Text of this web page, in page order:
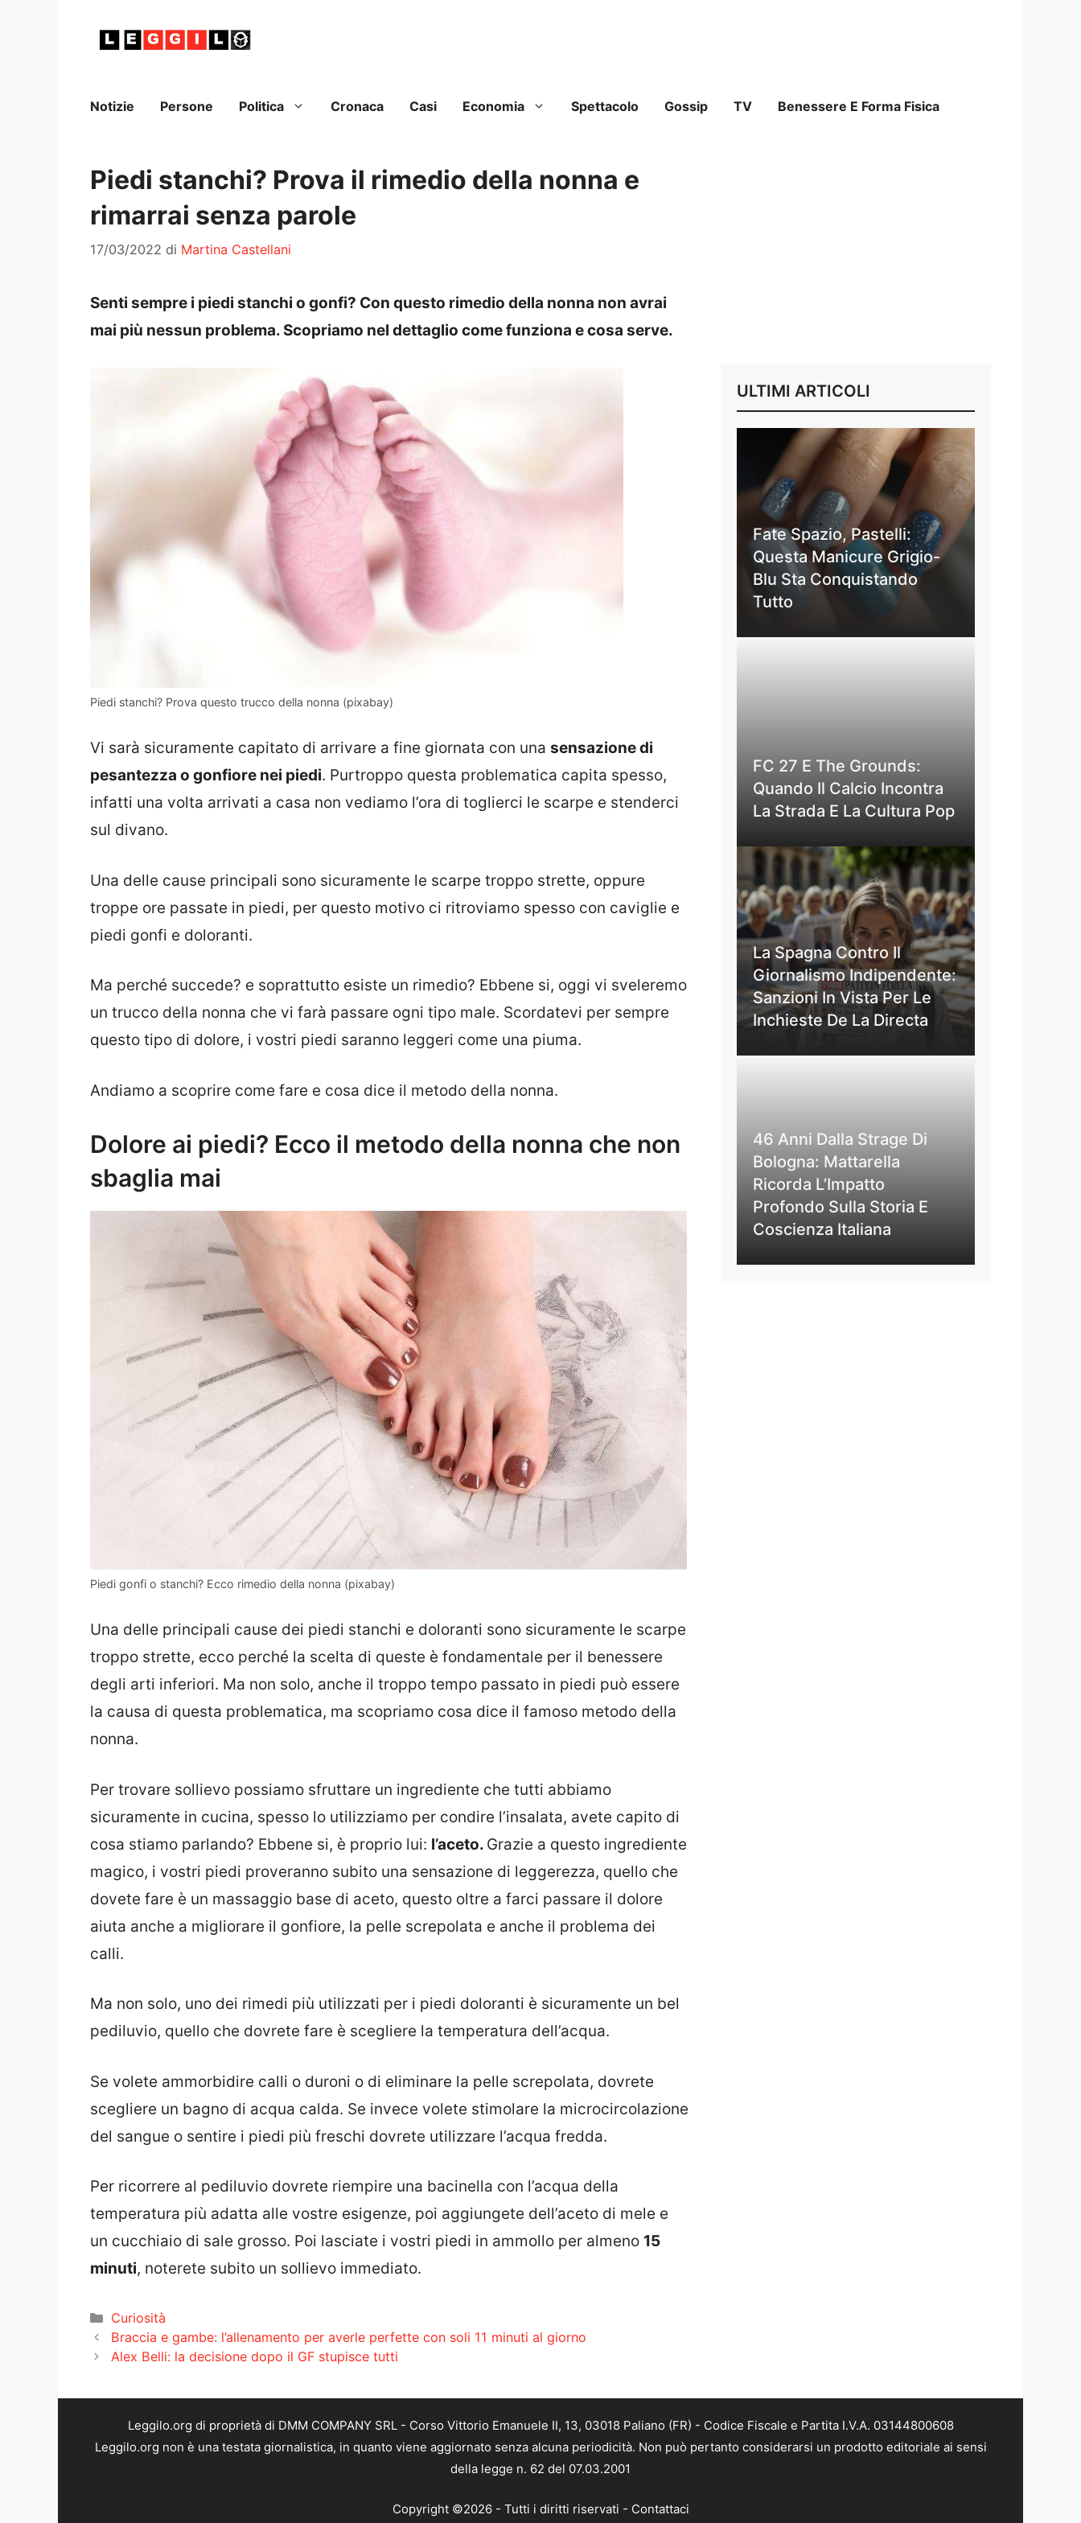
Notizie Persone Politica Cronaca Casi Economia Spettacolo Gossip TV Benessere E Forma Fisica
Piedi stanchi? Prova il rimedio della nonna e
rimarrai senza parole
17/03/2022 di Martina Castellani
Senti sempre i piedi stanchi o gonfi? Con questo rimedio della nonna non avrai
mai più nessun problema. Scopriamo nel dettaglio come funziona e cosa serve.
Piedi stanchi? Prova questo trucco della nonna (pixabay)
Vi sarà sicuramente capitato di arrivare a fine giornata con una sensazione di
pesantezza o gonfiore nei piedi. Purtroppo questa problematica capita spesso,
infatti una volta arrivati a casa non vediamo l’ora di toglierci le scarpe e stenderci
sul divano.
Una delle cause principali sono sicuramente le scarpe troppo strette, oppure
troppe ore passate in piedi, per questo motivo ci ritroviamo spesso con caviglie e
piedi gonfi e doloranti.
Ma perché succede? e soprattutto esiste un rimedio? Ebbene si, oggi vi sveleremo
un trucco della nonna che vi farà passare ogni tipo male. Scordatevi per sempre
questo tipo di dolore, i vostri piedi saranno leggeri come una piuma.
Andiamo a scoprire come fare e cosa dice il metodo della nonna.
Dolore ai piedi? Ecco il metodo della nonna che non
sbaglia mai
Piedi gonfi o stanchi? Ecco rimedio della nonna (pixabay)
Una delle principali cause dei piedi stanchi e doloranti sono sicuramente le scarpe
troppo strette, ecco perché la scelta di queste è fondamentale per il benessere
degli arti inferiori. Ma non solo, anche il troppo tempo passato in piedi può essere
la causa di questa problematica, ma scopriamo cosa dice il famoso metodo della
nonna.
Per trovare sollievo possiamo sfruttare un ingrediente che tutti abbiamo
sicuramente in cucina, spesso lo utilizziamo per condire l’insalata, avete capito di
cosa stiamo parlando? Ebbene si, è proprio lui: l’aceto. Grazie a questo ingrediente
magico, i vostri piedi proveranno subito una sensazione di leggerezza, quello che
dovete fare è un massaggio base di aceto, questo oltre a farci passare il dolore
aiuta anche a migliorare il gonfiore, la pelle screpolata e anche il problema dei
calli.
Ma non solo, uno dei rimedi più utilizzati per i piedi doloranti è sicuramente un bel
pediluvio, quello che dovrete fare è scegliere la temperatura dell’acqua.
Se volete ammorbidire calli o duroni o di eliminare la pelle screpolata, dovrete
scegliere un bagno di acqua calda. Se invece volete stimolare la microcircolazione
del sangue o sentire i piedi più freschi dovrete utilizzare l’acqua fredda.
Per ricorrere al pediluvio dovrete riempire una bacinella con l’acqua della
temperatura più adatta alle vostre esigenze, poi aggiungete dell’aceto di mele e
un cucchiaio di sale grosso. Poi lasciate i vostri piedi in ammollo per almeno 15
minuti, noterete subito un sollievo immediato.
Categorie
Curiosità
Braccia e gambe: l’allenamento per averle perfette con soli 11 minuti al giorno
Alex Belli: la decisione dopo il GF stupisce tutti
ULTIMI ARTICOLI
Fate Spazio, Pastelli:
Questa Manicure Grigio-
Blu Sta Conquistando
Tutto
FC 27 E The Grounds:
Quando Il Calcio Incontra
La Strada E La Cultura Pop
La Spagna Contro Il
Giornalismo Indipendente:
Sanzioni In Vista Per Le
Inchieste De La Directa
46 Anni Dalla Strage Di
Bologna: Mattarella
Ricorda L’Impatto
Profondo Sulla Storia E
Coscienza Italiana
Leggilo.org di proprietà di DMM COMPANY SRL - Corso Vittorio Emanuele II, 13, 03018 Paliano (FR) - Codice Fiscale e Partita I.V.A. 03144800608
Leggilo.org non è una testata giornalistica, in quanto viene aggiornato senza alcuna periodicità. Non può pertanto considerarsi un prodotto editoriale ai sensi
della legge n. 62 del 07.03.2001
Copyright ©2026 - Tutti i diritti riservati - Contattaci